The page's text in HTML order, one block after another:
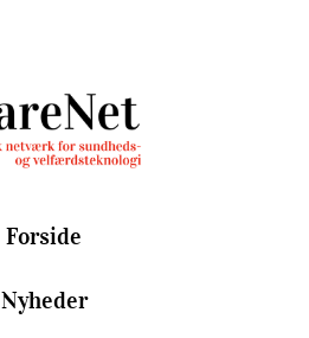
Forside
Nyheder